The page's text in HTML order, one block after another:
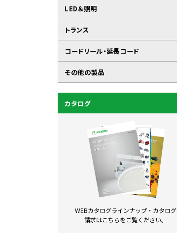
LED＆照明
トランス
コードリール・延長コード
その他の製品
カタログ
WEBカタログラインナップ・ カタログ
請求はこちらをご覧ください。